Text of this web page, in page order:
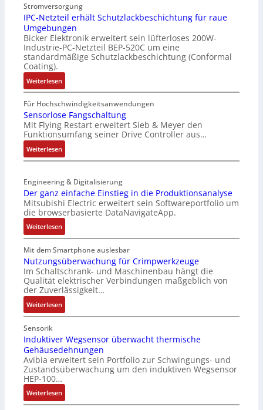
e
l
o
s
e
M
u
l
t
i
t
u
r
n
-
i
t
E
n
c
o
d
e
r
r
b
e
s
s
e
r
t
e
L
a
e
r
t
i
a
n
g
u
l
a
t
i
o
n
Stromversorgung
IPC-Netzteil erhält Schutzlackbeschichtung für raue
Umgebungen
Bicker Elektronik erweitert sein lüfterloses 200W-
Industrie-PC-Netzteil BEP-520C um eine
standardmäßige Schutzlackbeschichtung (Conformal
Coating).
Weiterlesen:
I
P
C
N
t
t
e
i
l
e
r
h
ä
l
S
c
h
t
z
l
a
k
b
Für Hochschwindigkeitsanwendungen
Sensorlose Fangschaltung
Mit Flying Restart erweitert Sieb & Meyer den
Funktionsumfang seiner Drive Controller aus…
Weiterlesen:
S
n
s
o
r
l
o
s
e
F
a
n
g
s
h
a
l
t
u
n
g
Engineering & Digitalisierung
Der ganz einfache Einstieg in die Produktionsanalyse
Mitsubishi Electric erweitert sein Softwareportfolio um
die browserbasierte DataNavigateApp.
Weiterlesen:
D
e
r
g
a
n
z
e
n
f
a
c
h
e
E
Mit dem Smartphone auslesbar
Nutzungsüberwachung für Crimpwerkzeuge
Im Schaltschrank- und Maschinenbau hängt die
Qualität elektrischer Verbindungen maßgeblich von
der Zuverlässigkeit…
Weiterlesen:
N
t
z
u
n
s
ü
Sensorik
Induktiver Wegsensor überwacht thermische
Gehäusedehnungen
Avibia erweitert sein Portfolio zur Schwingungs- und
Zustandsüberwachung um den induktiven Wegsensor
HEP-100…
Weiterlesen:
I